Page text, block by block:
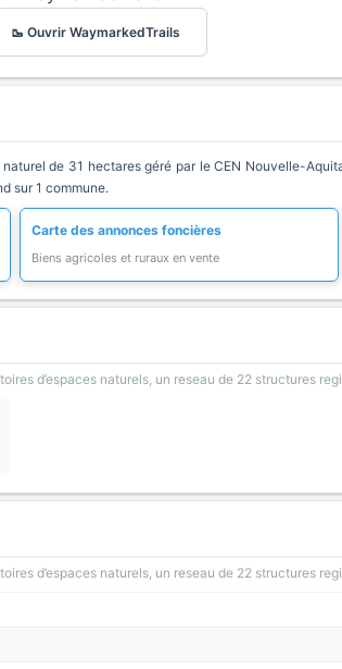
🥾 Ouvrir WaymarkedTrails
de 31 hectares géré par le CEN Nouvelle-
sur 1 commune.
Carte des annonces foncières
Biens agricoles et ruraux en vente
d’espaces naturels, un reseau de 22 structures
d’espaces naturels, un reseau de 22 structures